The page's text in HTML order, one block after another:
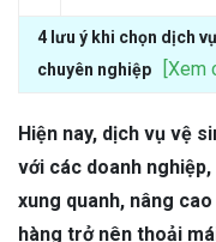
4 lưu ý khi chọn dịch
chuyên nghiệp
[Xem
Hiện nay, dịch vụ vệ
với các doanh
xung quanh, nâng
hàng trở nên thoải